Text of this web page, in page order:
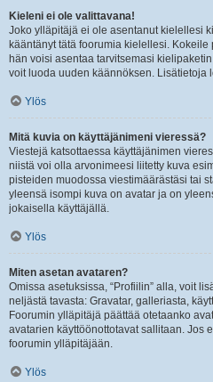
Kieleni ei ole valittavana!
Joko ylläpitäjä ei ole asentanut kielellesi
kääntänyt tätä foorumia kielellesi.
hän voisi asentaa tarvitsemasi
voit luoda uuden käännöksen. Lisätietoja
Ylös
Mitä kuvia on käyttäjänimeni vieressä?
Viestejä katsottaessa käyttäjänimen
niistä voi olla arvonimeesi liitetty kuva
pisteiden muodossa viestimäärästäsi tai
yleensä isompi kuva on avatar ja on
jokaisella käyttäjällä.
Ylös
Miten asetan avataren?
Omissa asetuksissa, “Profiilin” alla, voit
neljästä tavasta: Gravatar, galleriasta,
Foorumin ylläpitäjä päättää otetaanko
avatarien käyttöönottotavat sallitaan. Jos
foorumin ylläpitäjään.
Ylös